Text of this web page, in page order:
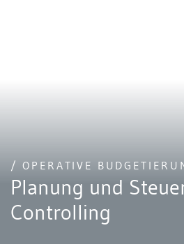
/ OPERATIVE
Planung und
Controlling